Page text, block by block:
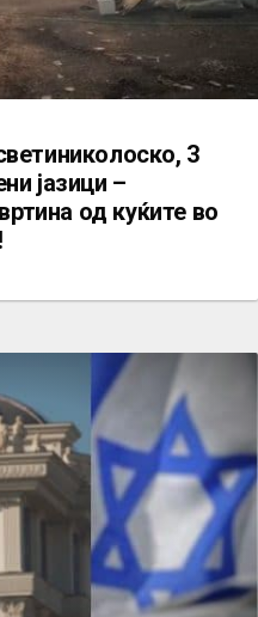
3
јазици –
од куќите во